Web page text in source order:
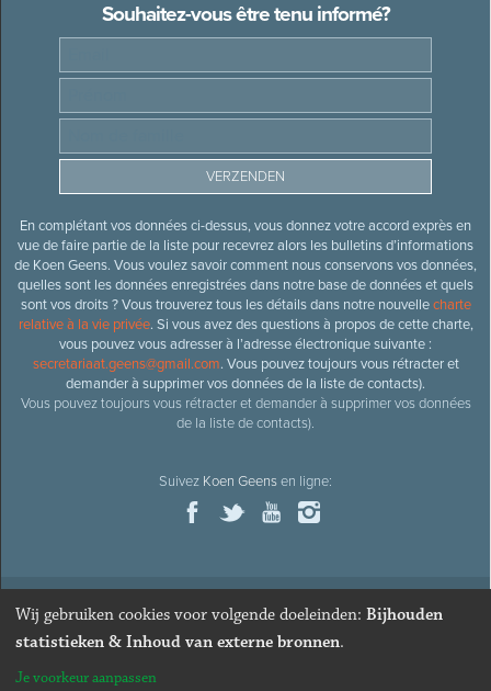
Souhaitez-vous être tenu informé?
En complétant vos données ci-dessus, vous donnez votre accord exprès en
vue de faire partie de la liste pour recevrez alors les bulletins d’informations
de Koen Geens. Vous voulez savoir comment nous conservons vos données,
quelles sont les données enregistrées dans notre base de données et quels
sont vos droits ? Vous trouverez tous les détails dans notre nouvellecharte
relative à la vie privée. Si vous avez des questions à propos de cette charte,
vous pouvez vous adresser à l’adresse électronique suivante :
secretariaat.geens@gmail.com. Vous pouvez toujours vous rétracter et
demander à supprimer vos données de la liste de contacts).
Vous pouvez toujours vous rétracter et demander à supprimer vos données
de la liste de contacts).
Suivez Koen Geensen ligne:
© 2026Ancien ministre et député honoraire
Webdesign & développement par Zenjoy de Louvain
Wij gebruiken cookies voor volgende doeleinden: Bijhouden
statistieken & Inhoud van externe bronnen.
Je voorkeur aanpassen